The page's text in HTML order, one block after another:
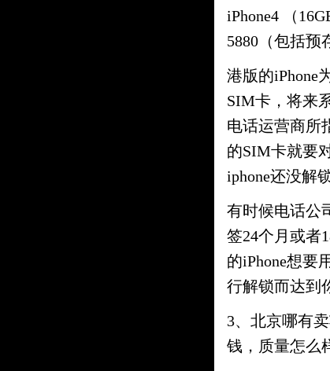
iPhone4 （
5880（包括预
港版的iPhone
SIM卡，将来
电话运营商所
的SIM卡就要
iphone还没解
有时候电话公
签24个月或者
的iPhone想要
行解锁而达到
3、北京哪有
钱，质量怎么